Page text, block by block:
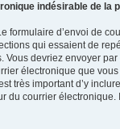
indésirable de la
formulaire d’envoi de
qui essaient de
Vous devriez envoyer
électronique que
très important d’y
du courrier électronique.